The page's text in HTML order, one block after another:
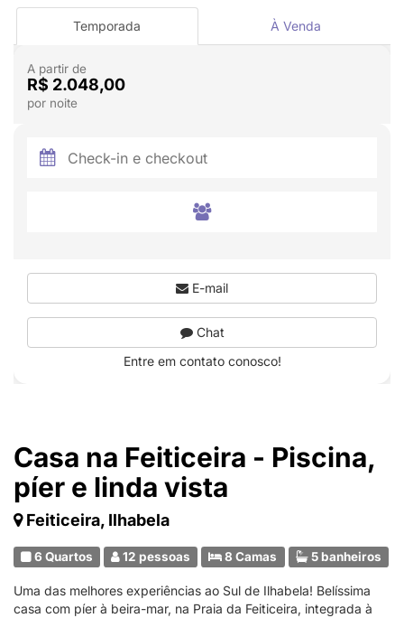
Casa na Feiticeira - Piscina,
píer e linda vista
Feiticeira, Ilhabela
6 Quartos 12 pessoas 8 Camas 5 banheiros
Uma das melhores experiências ao Sul de Ilhabela! Belíssima
casa com píer à beira-mar, na Praia da Feiticeira, integrada à
Temporada À Venda
A partir de
R$ 2.048,00
por noite
E-mail
Chat
Entre em contato conosco!